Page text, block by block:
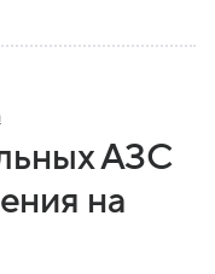
АЗС
на